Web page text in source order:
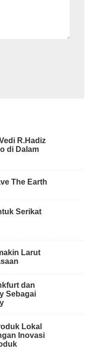
R.Hadiz
di Dalam
The Earth
Serikat
Larut
dan
Sebagai
Lokal
Inovasi